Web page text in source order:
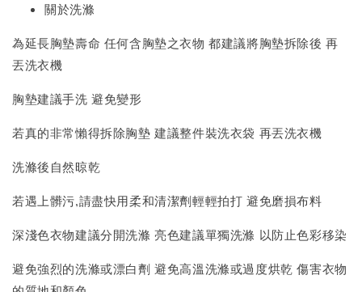
關於洗滌
為延長胸墊壽命 任何含胸墊之衣物 都建議將胸墊拆除後 再
丟洗衣機
胸墊建議手洗 避免變形
若真的非常懶得拆除胸墊 建議整件裝洗衣袋 再丟洗衣機
洗滌後自然晾乾
若遇上髒污,請盡快用柔和清潔劑輕輕拍打 避免磨損布料
深淺色衣物建議分開洗滌 亮色建議單獨洗滌 以防止色彩移染
避免強烈的洗滌或漂白劑 避免高溫洗滌或過度烘乾 傷害衣物